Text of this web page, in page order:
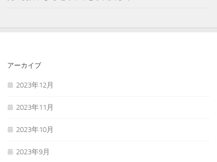
アーカイブ
2023年12月
2023年11月
2023年10月
2023年9月